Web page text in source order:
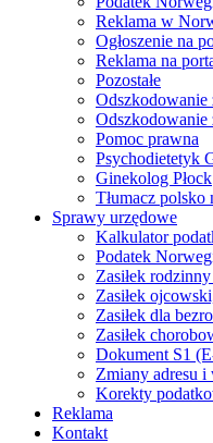
Reklama w
Ogłoszenie na
Reklama na
Pozostałe
Pomoc prawna
Psychodietetyk
Ginekolog Płock
Tłumacz polsko
Sprawy urzędowe
Kalkulator
Podatek
Zasiłek
Zasiłek
Zasiłek dla
Zasiłek
Dokument S1
Zmiany adresu
Korekty
Reklama
Kontakt